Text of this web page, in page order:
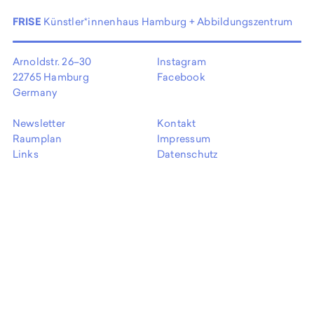
FRISE Künstler*innenhaus Hamburg + Abbildungszentrum
Arnoldstr. 26–30
22765 Hamburg
Germany
Instagram
Facebook
Newsletter
Raumplan
Links
Kontakt
Impressum
Datenschutz